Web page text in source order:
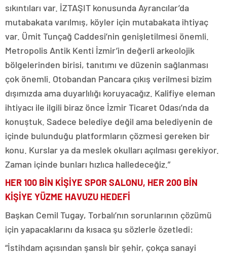
sıkıntıları var. İZTAŞIT konusunda Ayrancılar’da
mutabakata varılmış, köyler için mutabakata ihtiyaç
var. Ümit Tunçağ Caddesi’nin genişletilmesi önemli.
Metropolis Antik Kenti İzmir’in değerli arkeolojik
bölgelerinden birisi, tanıtımı ve düzenin sağlanması
çok önemli. Otobandan Pancara çıkış verilmesi bizim
dışımızda ama duyarlılığı koruyacağız. Kalifiye eleman
ihtiyacı ile ilgili biraz önce İzmir Ticaret Odası’nda da
konuştuk. Sadece belediye değil ama belediyenin de
içinde bulunduğu platformların çözmesi gereken bir
konu. Kurslar ya da meslek okulları açılması gerekiyor.
Zaman içinde bunları hızlıca halledeceğiz.”
HER 100 BİN KİŞİYE SPOR SALONU, HER 200 BİN
KİŞİYE YÜZME HAVUZU HEDEFİ
Başkan Cemil Tugay, Torbalı’nın sorunlarının çözümü
için yapacaklarını da kısaca şu sözlerle özetledi:
“İstihdam açısından şanslı bir şehir, çokça sanayi